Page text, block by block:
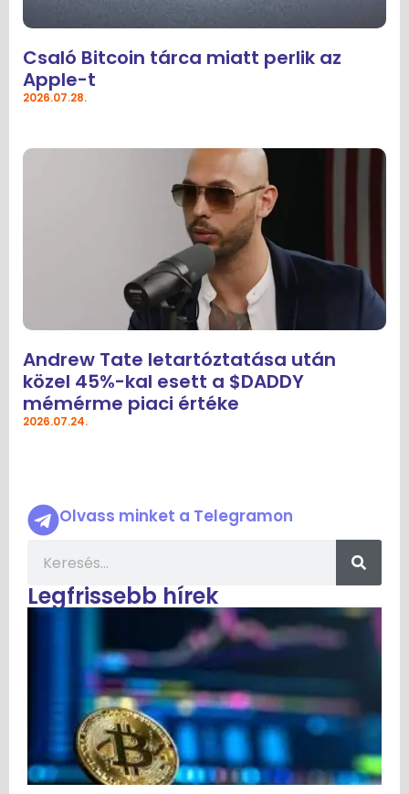
Csaló Bitcoin tárca miatt perlik az
Apple-t
2026.07.28.
Andrew Tate letartóztatása után
közel 45%-kal esett a $DADDY
mémérme piaci értéke
2026.07.24.
Olvass minket a Telegramon
Legfrissebb hírek